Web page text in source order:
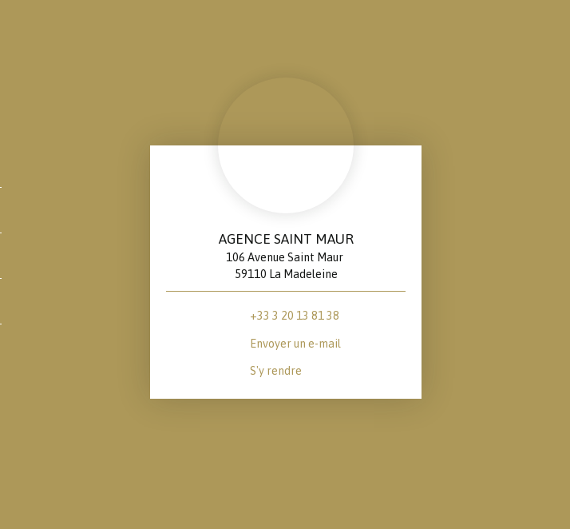
AGENCE SAINT MAUR
106 Avenue Saint Maur
59110 La Madeleine
+33 3 20 13 81 38
Envoyer un e-mail
S'y rendre